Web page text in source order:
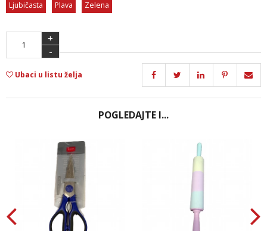
Ljubičasta
Plava Zelena
+
-
Ubaci u listu želja
POGLEDAJTE I...